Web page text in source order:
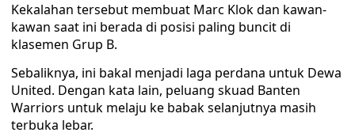
Kekalahan tersebut membuat Marc Klok dan kawan-
kawan saat ini berada di posisi paling buncit di
klasemen Grup B.
Sebaliknya, ini bakal menjadi laga perdana untuk Dewa
United. Dengan kata lain, peluang skuad Banten
Warriors untuk melaju ke babak selanjutnya masih
terbuka lebar.